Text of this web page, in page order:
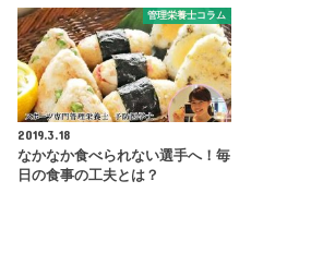
管理栄養士コラム
2019.3.18
なかなか食べられない選手へ！毎
日の食事の工夫とは？